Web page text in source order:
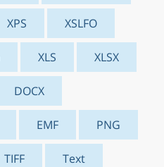
XPS XSLFO
XLS XLSX
DOCX
EMF PNG
TIFF Text